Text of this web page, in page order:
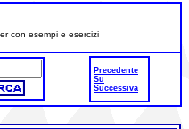
con esempi e esercizi
Precedente
Su
Successiva